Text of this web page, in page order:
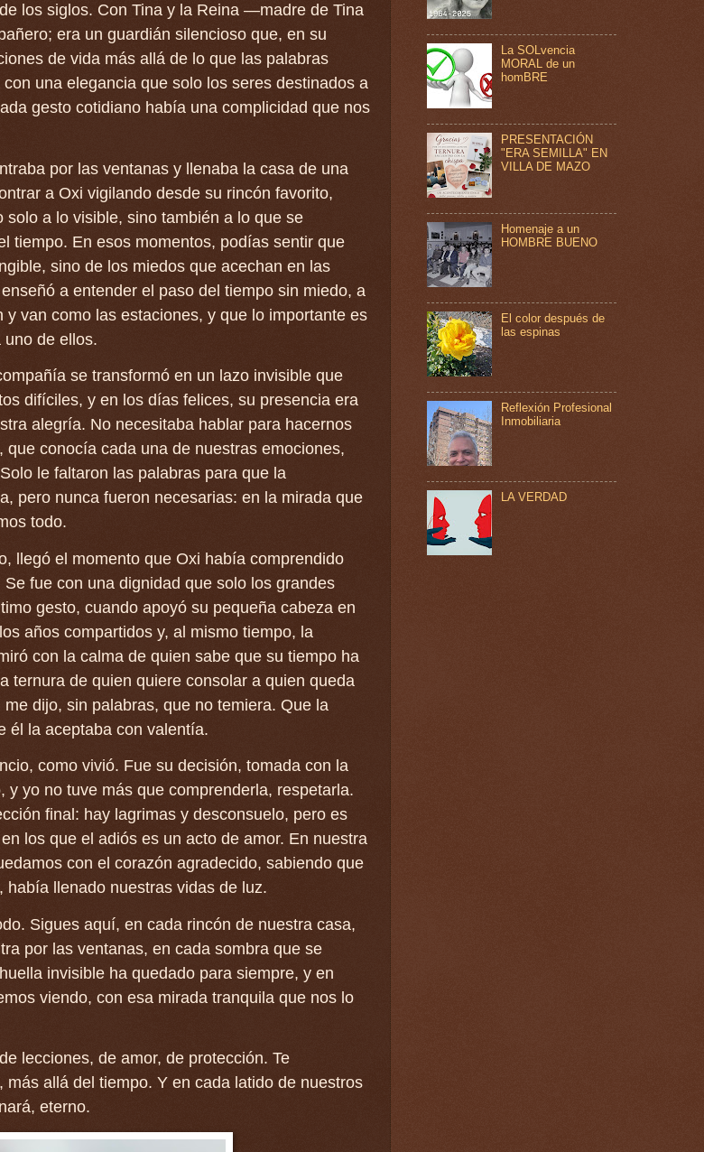
los siglos. Con Tina y la Reina —madre de Tina
era un guardián silencioso que, en su
de vida más allá de lo que las palabras
una elegancia que solo los seres destinados a
gesto cotidiano había una complicidad que nos
por las ventanas y llenaba la casa de una
a Oxi vigilando desde su rincón favorito,
solo a lo visible, sino también a lo que se
tiempo. En esos momentos, podías sentir que
sino de los miedos que acechan en las
a entender el paso del tiempo sin miedo, a
van como las estaciones, y que lo importante es
uno de ellos.
se transformó en un lazo invisible que
difíciles, y en los días felices, su presencia era
alegría. No necesitaba hablar para hacernos
conocía cada una de nuestras emociones,
le faltaron las palabras para que la
pero nunca fueron necesarias: en la mirada que
todo.
llegó el momento que Oxi había comprendido
fue con una dignidad que solo los grandes
gesto, cuando apoyó su pequeña cabeza en
años compartidos y, al mismo tiempo, la
con la calma de quien sabe que su tiempo ha
ternura de quien quiere consolar a quien queda
dijo, sin palabras, que no temiera. Que la
él la aceptaba con valentía.
como vivió. Fue su decisión, tomada con la
y yo no tuve más que comprenderla, respetarla.
final: hay lagrimas y desconsuelo, pero es
los que el adiós es un acto de amor. En nuestra
con el corazón agradecido, sabiendo que
había llenado nuestras vidas de luz.
Sigues aquí, en cada rincón de nuestra casa,
por las ventanas, en cada sombra que se
invisible ha quedado para siempre, y en
viendo, con esa mirada tranquila que nos lo
lecciones, de amor, de protección. Te
más allá del tiempo. Y en cada latido de nuestros
eterno.
La SOLvencia
MORAL de un
homBRE
PRESENTACIÓN
"ERA SEMILLA" EN
VILLA DE MAZO
Homenaje a un
HOMBRE BUENO
El color después de
las espinas
Reflexión Profesional
Inmobiliaria
LA VERDAD